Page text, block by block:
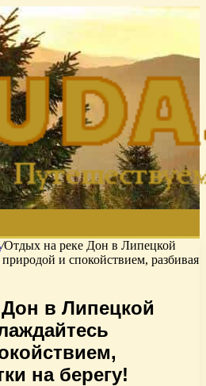
/Отдых на реке Дон в Липецкой
и спокойствием, разбивая
в Липецкой
на берегу!